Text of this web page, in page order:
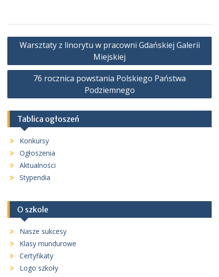
Nawigacja
Warsztaty z linorytu w pracowni Gdańskiej Galerii
Miejskiej
76 rocznica powstania Polskiego Państwa
Podziemnego
Tablica ogłoszeń
Konkursy
Ogłoszenia
Aktualności
Stypendia
O szkole
Nasze sukcesy
Klasy mundurowe
Certyfikaty
Logo szkoły